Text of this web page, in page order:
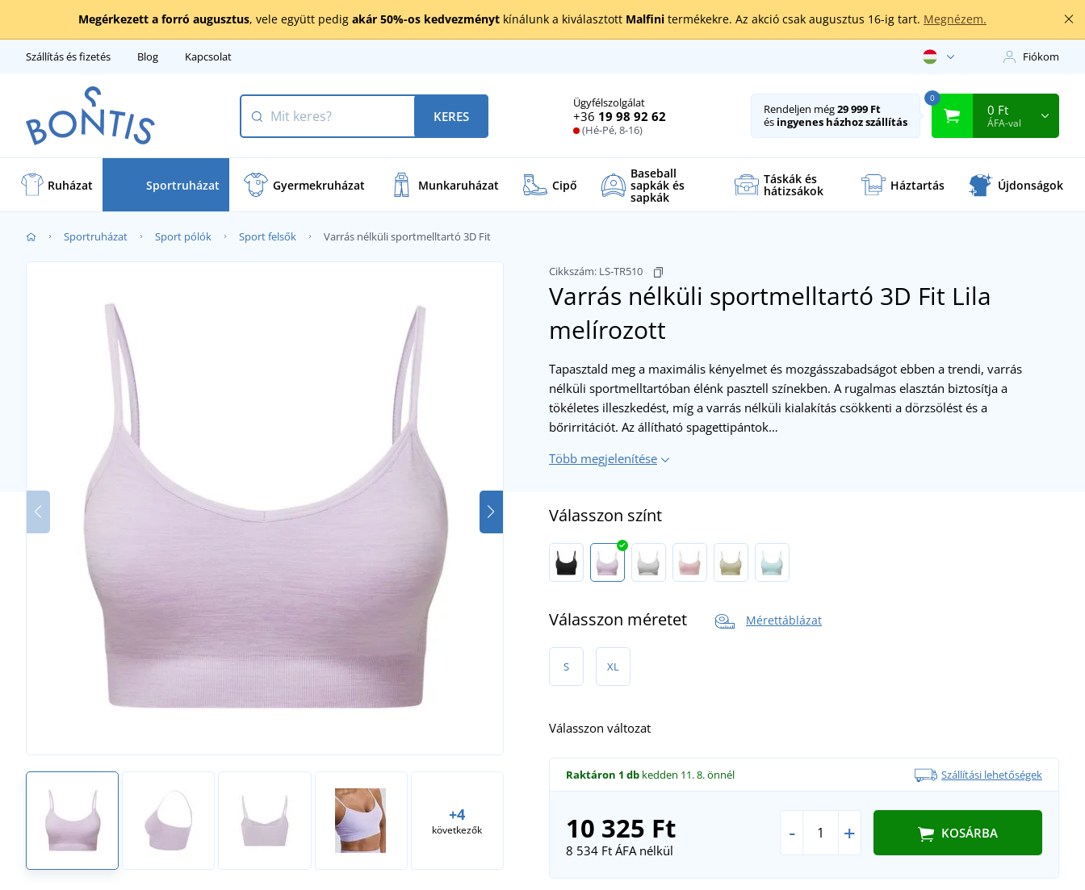
Megérkezett a forró augusztus, vele együtt pedig akár 50%-os kedvezményt kínálunk a kiválasztott Malfini termékekre. Az akció csak augusztus 16-ig tart. Megnézem.
Szállítás és fizetés Blog Kapcsolat Fiókom
Ügyfélszolgálat
+36 19 98 92 62
(Hé-Pé, 8-16)
KERES Rendeljen még29 999 Ft
és ingyenes házhoz szállítás
0
0 Ft
ÁFA-val
Ruházat Sportruházat Gyermekruházat Munkaruházat Cipő
Baseball
sapkák és
sapkák
Táskák és
hátizsákok Háztartás Újdonságok
Sportruházat Sport pólók Sport felsők Varrás nélküli sportmelltartó 3D Fit
Cikkszám: LS-TR510
Varrás nélküli sportmelltartó 3D Fit Lila
melírozott
+4
következők
Tapasztald meg a maximális kényelmet és mozgásszabadságot ebben a trendi, varrás
nélküli sportmelltartóban élénk pasztell színekben. A rugalmas elasztán biztosítja a
tökéletes illeszkedést, míg a varrás nélküli kialakítás csökkenti a dörzsölést és a
bőrirritációt. Az állítható spagettipántok…
Több megjelenítése
Válasszon színt
Válasszon méretet Mérettáblázat
S XL
Válasszon változat
Raktáron 1 db kedden 11. 8.önnél Szállítási lehetőségek
10 325 Ft
8 534 FtÁFA nélkül
- + KOSÁRBA